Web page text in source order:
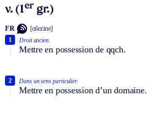
v. (1er gr.)
FR [ɑ̃sezine]
Droit ancien.
Mettre en possession de qqch.
1
Dans un sens particulier.
Mettre en possession d’un domaine.
2